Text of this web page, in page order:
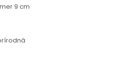
9 cm